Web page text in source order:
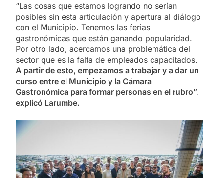
“Las cosas que estamos logrando no serían
posibles sin esta articulación y apertura al diálogo
con el Municipio. Tenemos las ferias
gastronómicas que están ganando popularidad.
Por otro lado, acercamos una problemática del
sector que es la falta de empleados capacitados.
A partir de esto, empezamos a trabajar y a dar un
curso entre el Municipio y la Cámara
Gastronómica para formar personas en el rubro”,
explicó Larumbe.